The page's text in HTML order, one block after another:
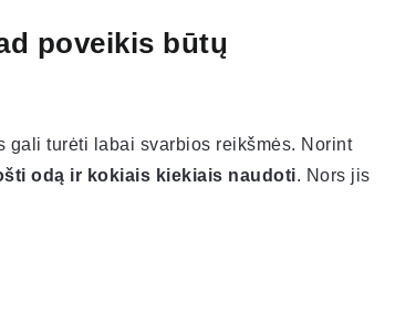
poveikis būtų
gali turėti labai svarbios reikšmės. Norint
odą ir kokiais kiekiais naudoti. Nors jis